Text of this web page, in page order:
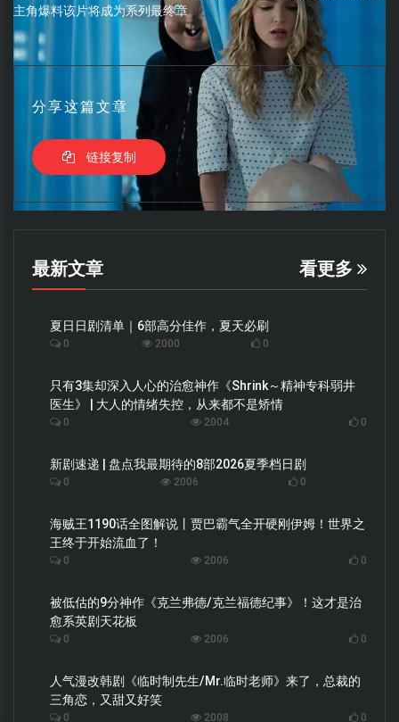
主角爆料该片将成为系列最终章
分享这篇文章
链接复制
最新文章 看更多
夏日日剧清单｜6部高分佳作，夏天必刷
0 2000 0
只有3集却深入人心的治愈神作《Shrink～精神专科弱井
医生》 | 大人的情绪失控，从来都不是矫情
0 2004 0
新剧速递 | 盘点我最期待的8部2026夏季档日剧
0 2006 0
海贼王1190话全图解说丨贾巴霸气全开硬刚伊姆！世界之
王终于开始流血了！
0 2006 0
被低估的9分神作《克兰弗德/克兰福德纪事》！这才是治
愈系英剧天花板
0 2006 0
人气漫改韩剧《临时制先生/Mr.临时老师》来了，总裁的
三角恋，又甜又好笑
0 2008 0